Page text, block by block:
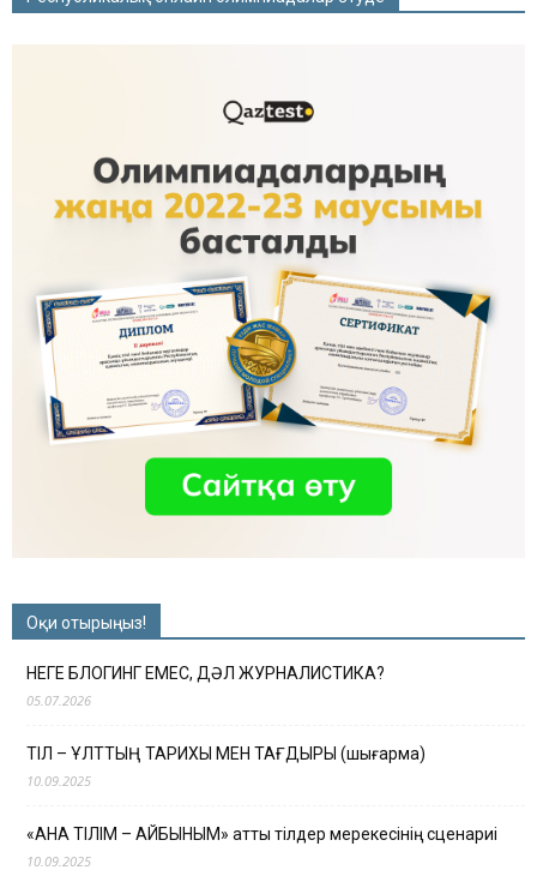
Оқи отырыңыз!
НЕГЕ БЛОГИНГ ЕМЕС, ДӘЛ ЖУРНАЛИСТИКА?
05.07.2026
ТІЛ – ҰЛТТЫҢ ТАРИХЫ МЕН ТАҒДЫРЫ (шығарма)
10.09.2025
«АНА ТІЛІМ – АЙБЫНЫМ» атты тілдер мерекесінің сценариі
10.09.2025